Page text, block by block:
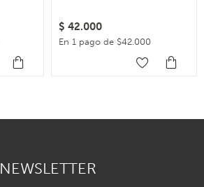
$ 42.000
En 1 pago de $42.000
NEWSLETTER